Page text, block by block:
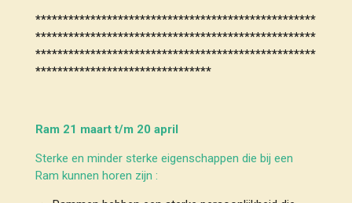
***************************************************
***************************************************
***************************************************
********************************
Ram 21 maart t/m 20 april
Sterke en minder sterke eigenschappen die bij een
Ram kunnen horen zijn :